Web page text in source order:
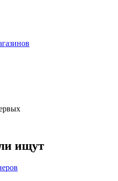
ищут